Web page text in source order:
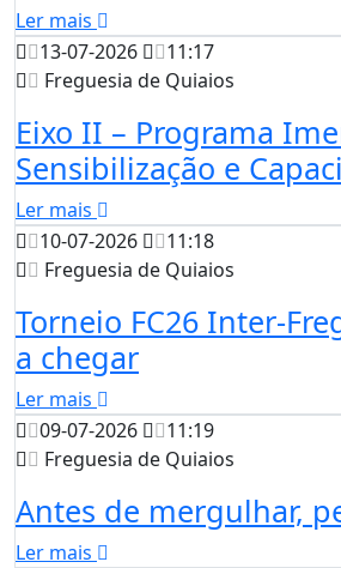
Ler mais
13-07-2026
11:17
Freguesia de Quiaios
Eixo II – Programa
Sensibilização e
Ler mais
10-07-2026
11:18
Freguesia de Quiaios
Torneio FC26 Inter-
a chegar
Ler mais
09-07-2026
11:19
Freguesia de Quiaios
Antes de mergulhar,
Ler mais